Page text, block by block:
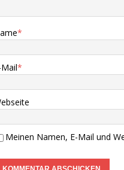
*
Mail*
Meinen Namen, E-Mail und